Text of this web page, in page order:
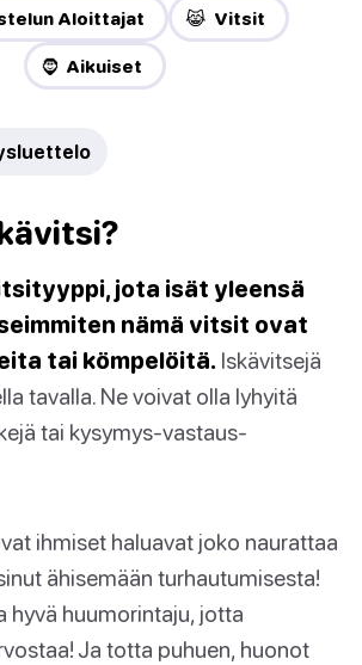
Aloittajat 😹 Vitsit
🧔 Aikuiset
jota isät yleensä
nämä vitsit ovat
tai kömpelöitä. Iskävitsejä
tavalla. Ne voivat olla lyhyitä
tai kysymys-vastaus-
ihmiset haluavat joko naurattaa
ähisemään turhautumisesta!
hyvä huumorintaju, jotta
Ja totta puhuen, huonot